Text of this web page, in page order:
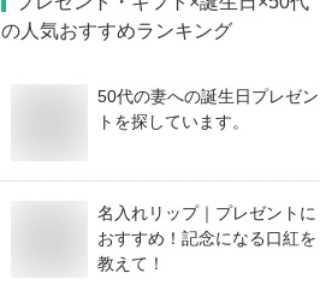
の人気おすすめランキング
50代の妻への誕生日プレゼン
トを探しています。
名入れリップ｜プレゼントに
おすすめ！記念になる口紅を
教えて！